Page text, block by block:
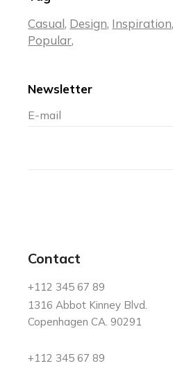
Casual Design Inspiration
Popular
Newsletter
Contact
+112 345 67 89
1316 Abbot Kinney Blvd.
Copenhagen CA. 90291
+112 345 67 89